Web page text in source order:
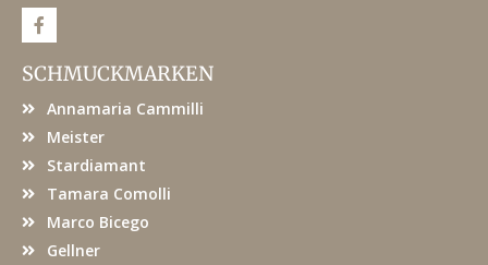
F
a
e
b
o
SCHMUCKMARKEN
Annamaria Cammilli
Meister
Stardiamant
Tamara Comolli
Marco Bicego
Gellner